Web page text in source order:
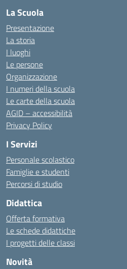
La Scuola
Presentazione
La storia
I luoghi
Le persone
Organizzazione
I numeri della scuola
Le carte della scuola
AGID – accessibilità
Privacy Policy
I Servizi
Personale scolastico
Famiglie e studenti
Percorsi di studio
Didattica
Offerta formativa
Le schede didattiche
I progetti delle classi
Novità